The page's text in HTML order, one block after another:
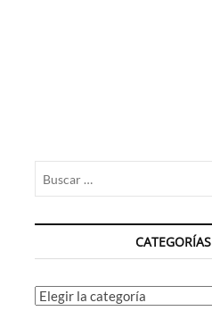
CATEGORÍAS
Categorías